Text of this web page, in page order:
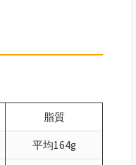
脂質
平均164g